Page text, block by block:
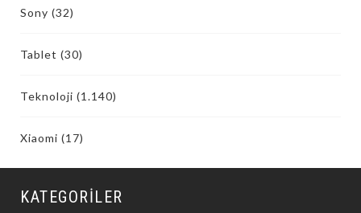
Sony (32)
Tablet (30)
Teknoloji (1.140)
Xiaomi (17)
KATEGORILER